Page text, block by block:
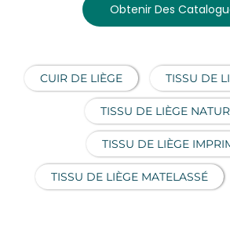
Obtenir Des
CUIR DE LIÈGE TISSU DE
TISSU DE LIÈGE
TISSU DE LIÈGE
TISSU DE LIÈGE MATELASSÉ